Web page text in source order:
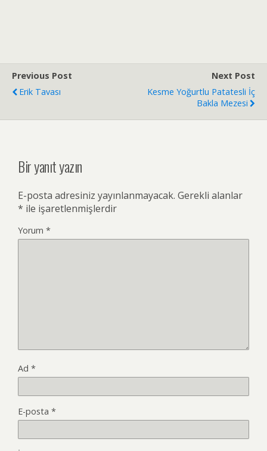
Previous Post
Erik Tavası
Next Post
Kesme Yoğurtlu Patatesli İç
Bakla Mezesi
Bir yanıt yazın
E-posta adresiniz yayınlanmayacak. Gerekli alanlar
* ile işaretlenmişlerdir
Yorum *
Ad *
E-posta *